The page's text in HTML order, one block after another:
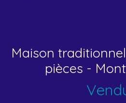
Maison
pièces -